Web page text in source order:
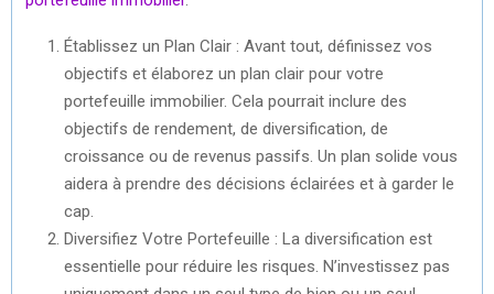
Établissez un Plan Clair : Avant tout, définissez vos
objectifs et élaborez un plan clair pour votre
portefeuille immobilier. Cela pourrait inclure des
objectifs de rendement, de diversification, de
croissance ou de revenus passifs. Un plan solide vous
aidera à prendre des décisions éclairées et à garder le
cap.
Diversifiez Votre Portefeuille : La diversification est
essentielle pour réduire les risques. N’investissez pas